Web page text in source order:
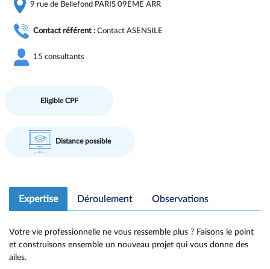
9 rue de Bellefond PARIS 09EME ARR
Contact référent : Contact ASENSILE
15 consultants
Eligible CPF
Distance possible
Expertise Déroulement Observations
Votre vie professionnelle ne vous ressemble plus ? Faisons le point
et construisons ensemble un nouveau projet qui vous donne des
ailes.